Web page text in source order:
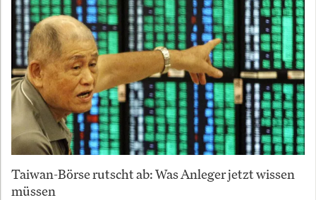
Taiwan-Börse rutscht ab: Was Anleger jetzt wissen
müssen